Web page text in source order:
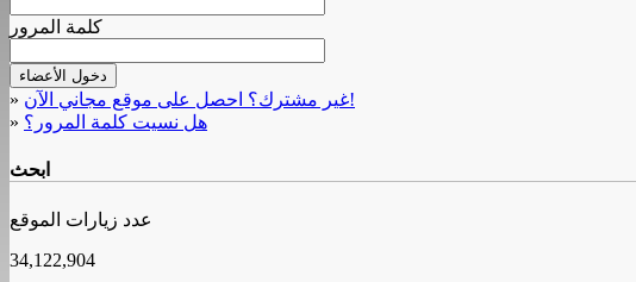
كلمة المرور
»
غير مشترك؟ احصل على موقع مجاني الآن!
» هل نسيت كلمة المرور؟
ابحث
عدد زيارات الموقع
34,122,904